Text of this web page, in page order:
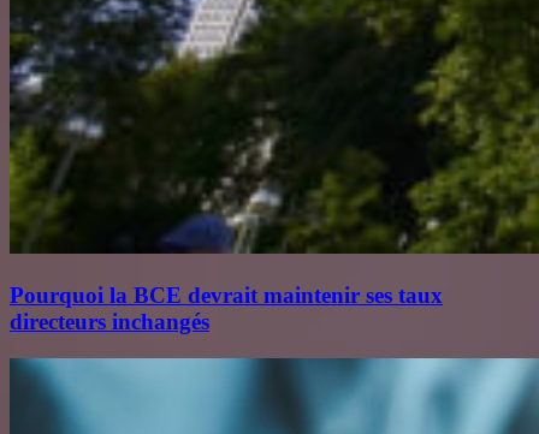
Pourquoi la BCE devrait maintenir ses taux
directeurs inchangés